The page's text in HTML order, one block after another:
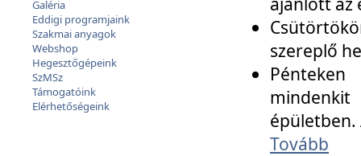
Galéria
Eddigi programjaink
Szakmai anyagok
Webshop
Hegesztőgépeink
SzMSz
Támogatóink
Elérhetőségeink
szereplő
épületben.
Tovább